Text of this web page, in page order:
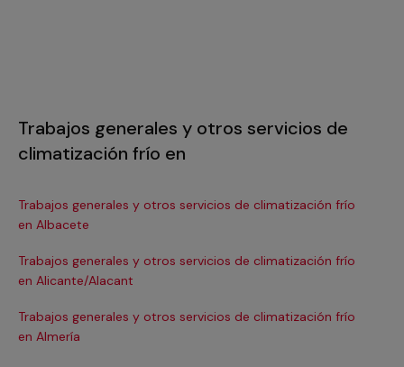
Trabajos generales y otros servicios de
climatización frío en
Trabajos generales y otros servicios de climatización frío
en Albacete
Trabajos generales y otros servicios de climatización frío
en Alicante/Alacant
Trabajos generales y otros servicios de climatización frío
en Almería